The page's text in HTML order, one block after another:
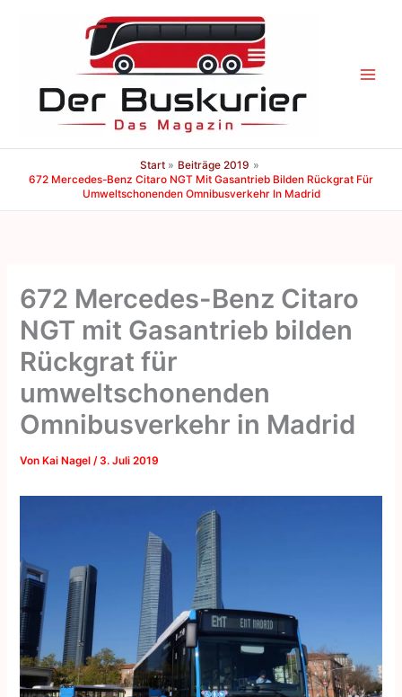
Start
Beiträge 2019
672 Mercedes-Benz Citaro NGT Mit Gasantrieb Bilden Rückgrat Für
Umweltschonenden Omnibusverkehr In Madrid
672 Mercedes-Benz Citaro
NGT mit Gasantrieb bilden
Rückgrat für
umweltschonenden
Omnibusverkehr in Madrid
Von Kai Nagel/3. Juli 2019